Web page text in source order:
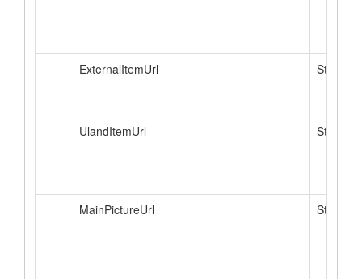
ExternalItemUrl String
UlandItemUrl String
MainPictureUrl String